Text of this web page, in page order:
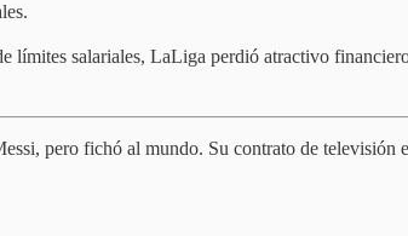
límites salariales, LaLiga perdió atractivo
pero fichó al mundo. Su contrato de televisión